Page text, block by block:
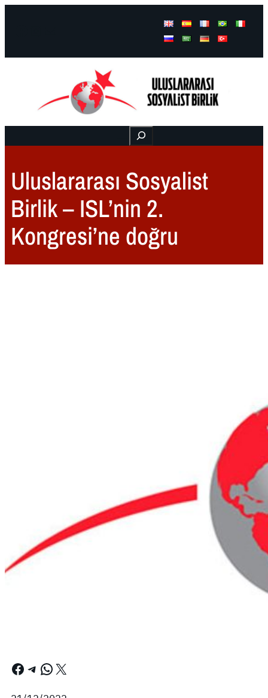
Buscar
Uluslararası Sosyalist
Birlik – ISL’nin 2.
Kongresi’ne doğru
Facebook Telegram WhatsApp X